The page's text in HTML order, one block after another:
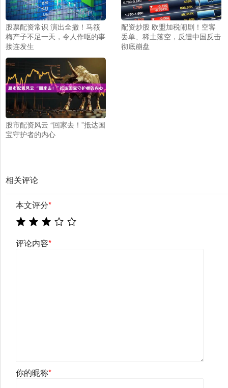
股票配资常识 演出全撤！马筱
梅产子不足一天，令人作呕的事
接连发生
配资炒股 欧盟加税闹剧！空客
丢单、稀土落空，反遭中国反击
彻底崩盘
股市配资风云 “回家去！”抵达国
宝守护者的内心
相关评论
本文评分*
评论内容*
你的昵称*